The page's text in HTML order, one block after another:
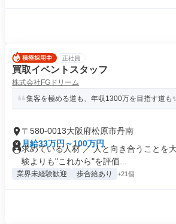
正社員
買取イベントスタッフ
株式会社FGドリーム
集客を極める道も、年収1300万を目指す道も
〒580-0013大阪府松原市丹南
月給33万円～100万円
求めている人材 ／ 人と向き合うことを
験よりも"これから"を評価...
業界未経験歓迎 歩合給あり +21個